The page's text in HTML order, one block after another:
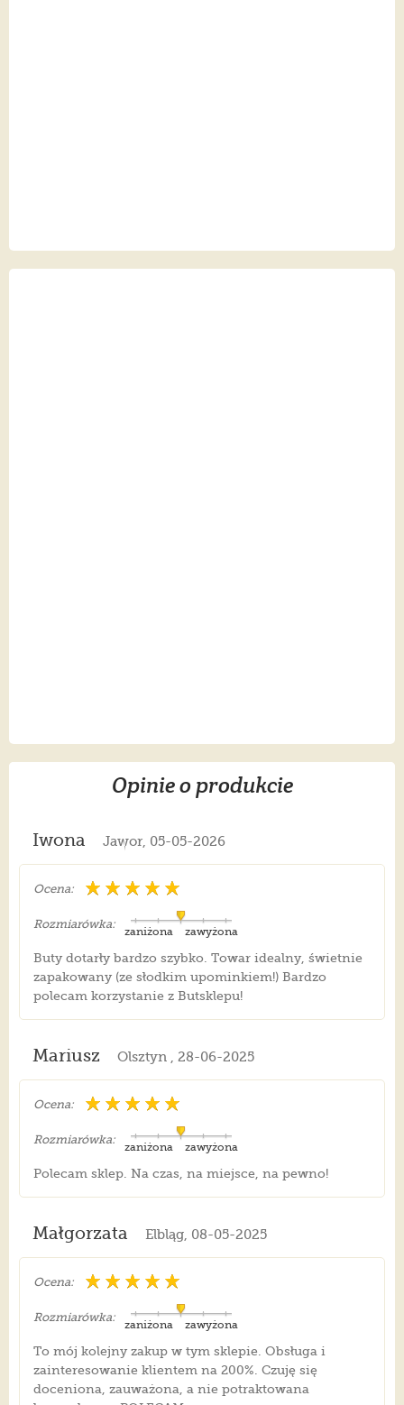
Opinie o produkcie
Iwona Jawor, 05-05-2026
Ocena:
Rozmiarówka:
zawyżona
zaniżona
Buty dotarły bardzo szybko. Towar idealny, świetnie
zapakowany (ze słodkim upominkiem!) Bardzo
polecam korzystanie z Butsklepu!
Mariusz Olsztyn , 28-06-2025
Ocena:
Rozmiarówka:
zawyżona
zaniżona
Polecam sklep. Na czas, na miejsce, na pewno!
Małgorzata Elbląg, 08-05-2025
Ocena:
Rozmiarówka:
zawyżona
zaniżona
To mój kolejny zakup w tym sklepie. Obsługa i
zainteresowanie klientem na 200%. Czuję się
doceniona, zauważona, a nie potraktowana